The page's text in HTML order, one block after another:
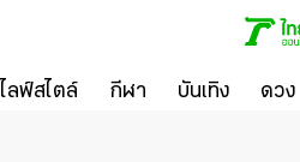
ไลฟ์สไตล์ กีฬา บันเทิง ดวง